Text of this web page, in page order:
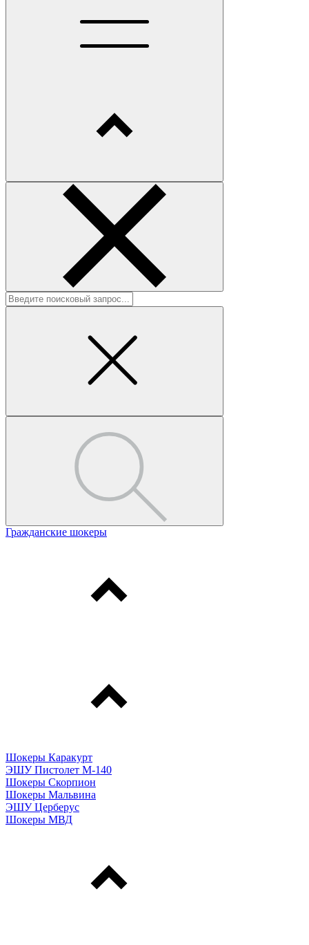
Гражданские шокеры
Шокеры Каракурт
ЭШУ Пистолет М-140
Шокеры Скорпион
Шокеры Мальвина
ЭШУ Церберус
Шокеры МВД